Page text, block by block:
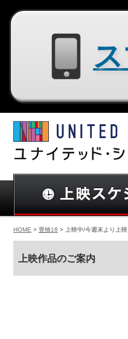
HOME > 豊橋18 > 上映中/今週末より上映
上映作品のご案内